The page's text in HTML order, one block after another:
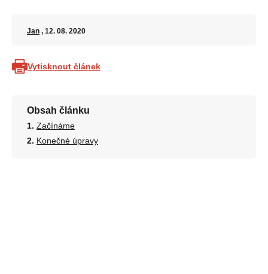
Jan , 12. 08. 2020
Vytisknout článek
Obsah článku
Začínáme
Konečné úpravy